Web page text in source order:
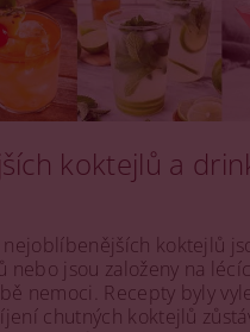
koktejlů a
koktejlů
nebo jsou založeny na
nemoci. Recepty byly
chutných koktejlů